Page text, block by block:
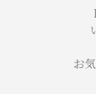
お